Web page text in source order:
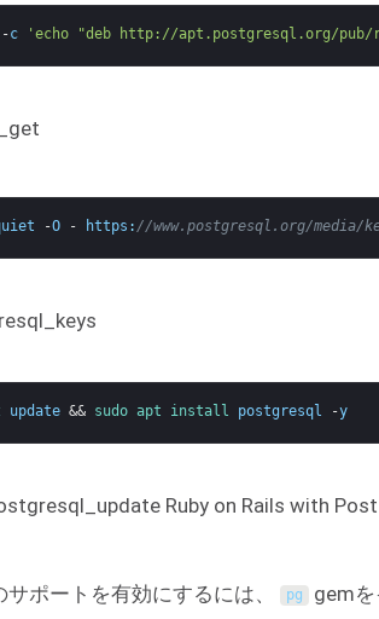
-c 'echo "deb http://apt.postgresql.org/
-O - https : //www.postgresql.org/media/
update && sudo apt install postgresql -y
サポートを有効にするには、 pg gemを